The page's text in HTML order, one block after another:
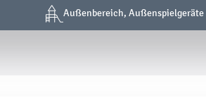
Außenbereich, Außenspielgeräte